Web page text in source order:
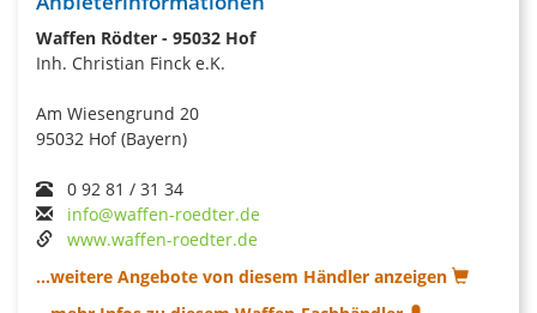
Waffen Rödter - 95032 Hof
Inh. Christian Finck e.K.
Am Wiesengrund 20
95032 Hof (Bayern)
0 92 81 / 31 34
info@waffen-roedter.de
www.waffen-roedter.de
...weitere Angebote von diesem Händler anzeigen